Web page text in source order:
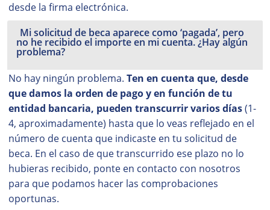
desde la firma electrónica.
Mi solicitud de beca aparece como ‘pagada’, pero
no he recibido el importe en mi cuenta. ¿Hay algún
problema?
No hay ningún problema.Ten en cuenta que, desde
que damos la orden de pago y en función de tu
entidad bancaria, pueden transcurrir varios días(1-
4, aproximadamente) hasta que lo veas reflejado en el
número de cuenta que indicaste en tu solicitud de
beca. En el caso de que transcurrido ese plazo no lo
hubieras recibido, ponte en contacto con nosotros
para que podamos hacer las comprobaciones
oportunas.